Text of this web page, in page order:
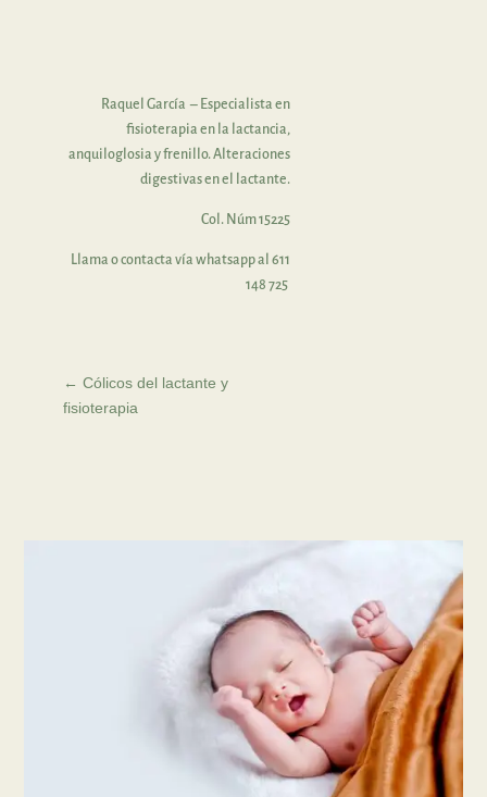
Raquel García – Especialista en
fisioterapia en la lactancia,
anquiloglosia y frenillo. Alteraciones
digestivas en el lactante.
Col. Núm 15225
Llama o contacta vía whatsapp al 611
148 725
← Cólicos del lactante y
fisioterapia